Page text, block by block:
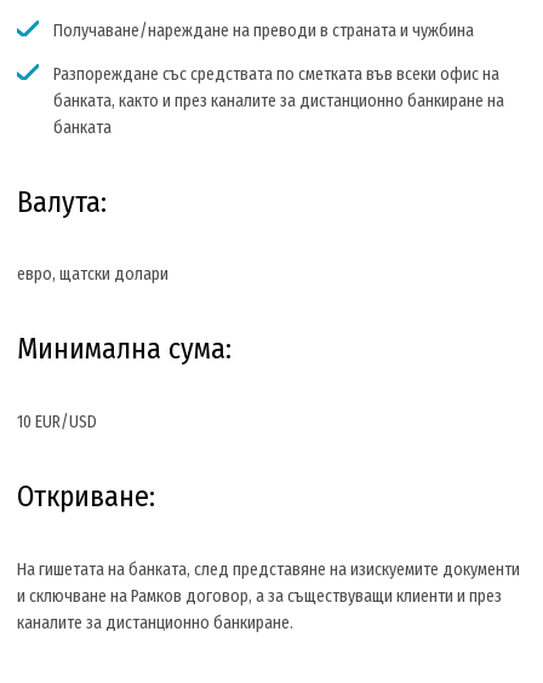
Получаване/нареждане на преводи в страната и чужбина
Разпореждане със средствата по сметката във всеки офис на
банката, както и през каналите за дистанционно банкиране на
банката
Валута:
евро, щатски долари
Минимална сума:
10 EUR/USD
Откриване:
На гишетата на банката, след представяне на изискуемите документи
и сключване на Рамков договор, а за съществуващи клиенти и през
каналите за дистанционно банкиране.